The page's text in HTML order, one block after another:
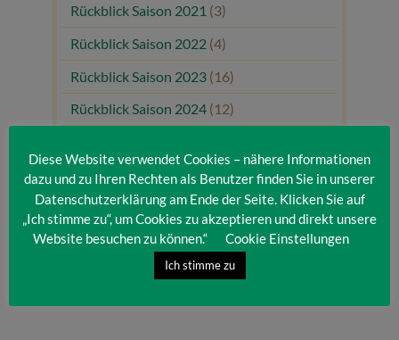
Rückblick Saison 2021 (3)
Rückblick Saison 2022 (4)
Rückblick Saison 2023 (16)
Rückblick Saison 2024 (12)
Uncategorized(80)
Unsere Gäste(1)
Diese Website verwendet Cookies – nähere Informationen
dazu und zu Ihren Rechten als Benutzer finden Sie in unserer
Datenschutzerklärung am Ende der Seite. Klicken Sie auf
„Ich stimme zu“, um Cookies zu akzeptieren und direkt unsere
Website besuchen zu können.“
Cookie Einstellungen
Ich stimme zu